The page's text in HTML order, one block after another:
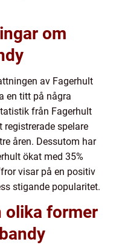
om
av Fagerhult
en titt på några
från Fagerhult
spelare
åren. Dessutom har
ökat med 35%
visar på en positiv
stigande popularitet.
olika former